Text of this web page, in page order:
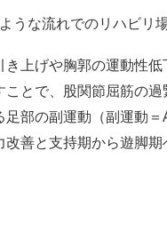
うな流れでのリハビリ
上げや胸郭の運動性低
とで、股関節屈筋の過
部の副運動（副運動
改善と支持期から遊脚